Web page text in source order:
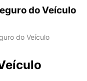
do Veículo
do Veículo